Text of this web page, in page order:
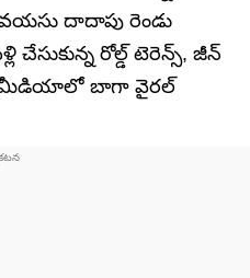
దాదాపు రెండు
రోల్డ్ టెరెన్స్, జీన్
మీడియాలో బాగా వైరల్